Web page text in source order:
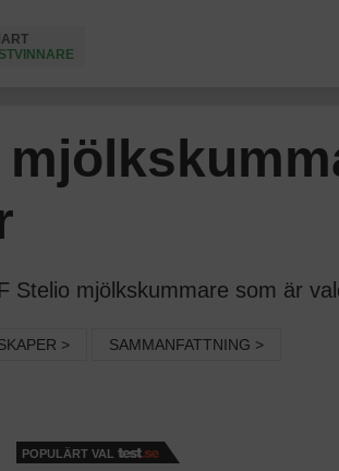
Stelio mjölkskummare som är
> SAMMANFATTNING >
POPULÄRT VAL